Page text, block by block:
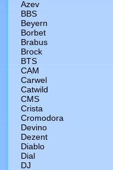
Azev
BBS
Beyern
Borbet
Brabus
Brock
BTS
CAM
Сarwel
Catwild
CMS
Crista
Cromodora
Devino
Dezent
Diablo
Dial
DJ